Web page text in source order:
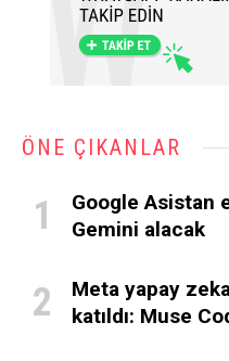
ÖNE ÇIKANLAR
Google Asistan
Gemini alacak
Meta yapay
katıldı: Muse